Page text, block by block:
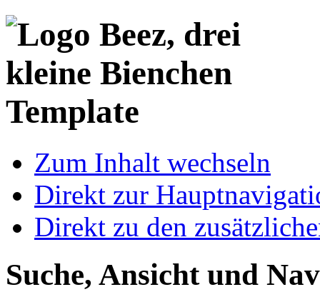
Template
Zum Inhalt wechseln
Direkt zur
Direkt zu den
Suche, Ansicht und